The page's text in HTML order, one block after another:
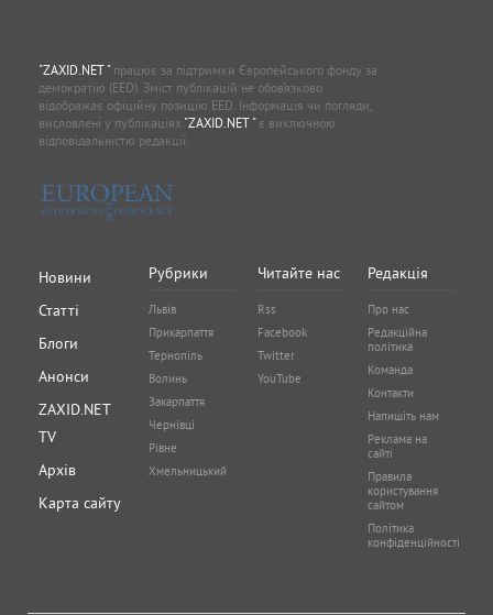
"ZAXID.NET "працює за підтримки Європейського фонду за
демократію (EED). Зміст публікацій не обов’язково
відображає офіційну позицію EED. Інформація чи погляди,
висловлені у публікаціях "ZAXID.NET "є виключною
відповідальністю редакції.
Новини
Статті
Блоги
Анонси
ZAXID.NET
TV
Архів
Карта сайту
Рубрики
Львів
Прикарпаття
Тернопіль
Волинь
Закарпаття
Чернівці
Рівне
Хмельницький
Читайте нас
Rss
Facebook
Twitter
YouTube
Редакція
Про нас
Редакційна
політика
Команда
Контакти
Напишіть нам
Реклама на
сайті
Правила
користування
сайтом
Політика
конфіденційності